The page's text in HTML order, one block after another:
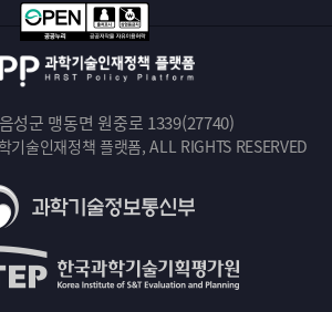
성군 맹동면 원중로 1339(27740)
기술인재정책 플랫폼, ALL RIGHTS RESERVED